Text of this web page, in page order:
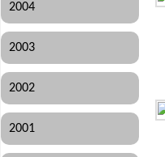
2004
2003
2002
2001